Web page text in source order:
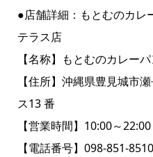
●店舗詳細：もとむのカレ
テラス店
【名称】もとむのカレー
【住所】沖縄県豊見城市
ス13 番
【営業時間】10:00～22:00
【電話番号】098-851-8510